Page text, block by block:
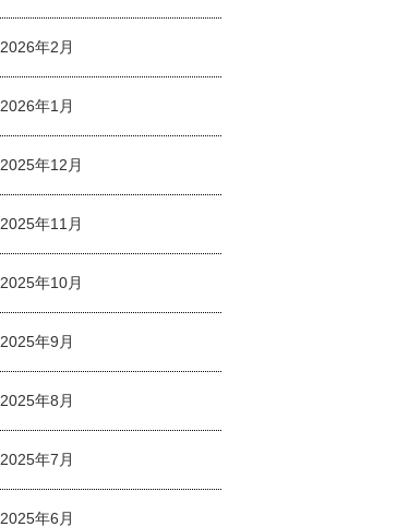
2026年2月
2026年1月
2025年12月
2025年11月
2025年10月
2025年9月
2025年8月
2025年7月
2025年6月